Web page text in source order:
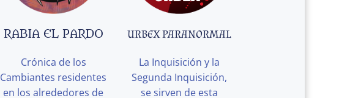
RABIA EL PARDO
Crónica de los
Cambiantes residentes
en los alrededores de
URBEX PARANORMAL
La Inquisición y la
Segunda Inquisición,
se sirven de esta